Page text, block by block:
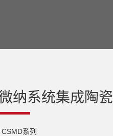
纳系统集成陶
CSMD系列